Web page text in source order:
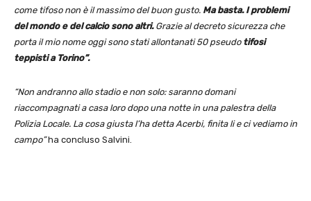
come tifoso non è il massimo del buon gusto. Ma basta. I problemi
del mondo e del calcio sono altri.Grazie al decreto sicurezza che
porta il mio nome oggi sono stati allontanati 50 pseudotifosi
teppisti a Torino”.
“Non andranno allo stadio e non solo: saranno domani
riaccompagnati a casa loro dopo una notte in una palestra della
Polizia Locale. La cosa giusta l’ha detta Acerbi, finita li e ci vediamo in
campo”ha concluso Salvini.